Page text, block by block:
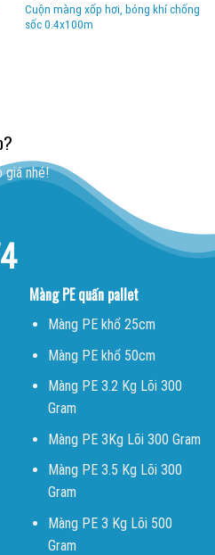
Cuộn màng xốp hơi, bóng khí chống
sốc 0.4x100m
giá nhé!
Màng PE quấn pallet
Màng PE khổ 25cm
Màng PE khổ 50cm
Màng PE 3.2 Kg Lõi 300
Gram
Màng PE 3Kg Lõi 300 Gram
Màng PE 3.5 Kg Lõi 300
Gram
Màng PE 3 Kg Lõi 500
Gram